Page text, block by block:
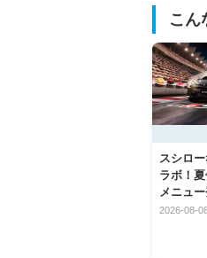
こん
スシロ
ラボ！
メニュ
2026-08-